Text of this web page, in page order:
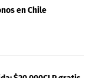
en Chile